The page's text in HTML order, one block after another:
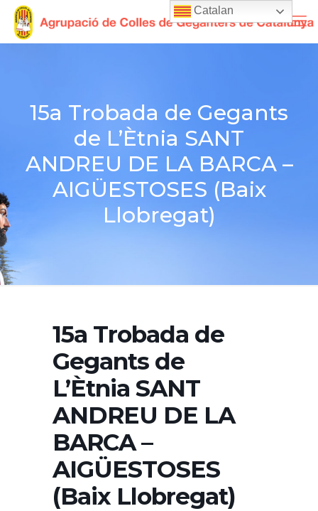
15a Trobada de Gegants
de L’Ètnia SANT
ANDREU DE LA BARCA –
AIGÜESTOSES (Baix
Llobregat)
15a Trobada de
Gegants de
L’Ètnia SANT
ANDREU DE LA
BARCA –
AIGÜESTOSES
(Baix Llobregat)
Catalan